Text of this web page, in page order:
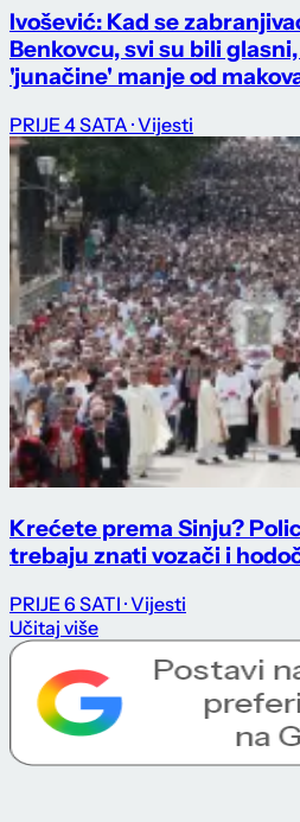
Ivošević: Kad se
Benkovcu, svi su bili
'junačine' manje od
PRIJE 4 SATA · Vijesti
Krećete prema Sinju?
trebaju znati vozači i
PRIJE 6 SATI · Vijesti
Učitaj više